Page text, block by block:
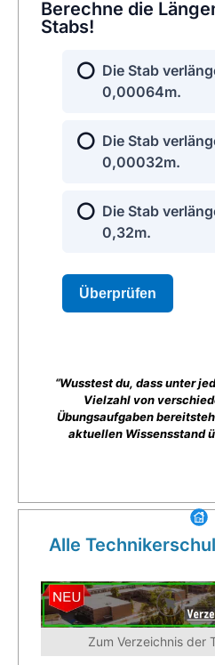
“Wusstest du, dass unter
Vielzahl von
Übungsaufgaben
aktuellen Wissensstand
Alle
Zum Verzeichnis der